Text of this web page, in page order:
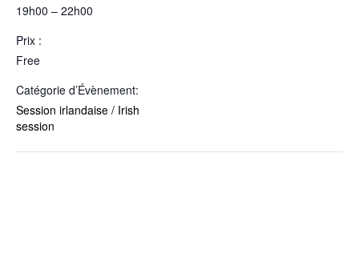
19h00 – 22h00
Prix :
Free
Catégorie d’Évènement:
Session irlandaise / Irish
session